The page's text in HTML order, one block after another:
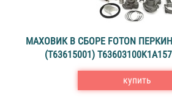
МАХОВИК В СБОРЕ FOTON
(T63615001)
купить